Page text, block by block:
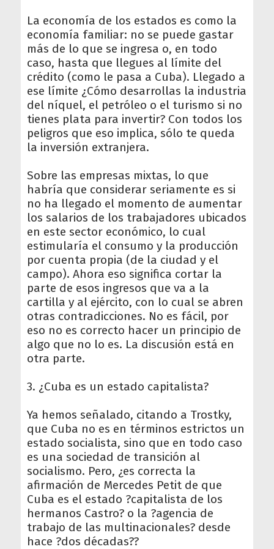
La economía de los estados es como la
economía familiar: no se puede gastar
más de lo que se ingresa o, en todo
caso, hasta que llegues al límite del
crédito (como le pasa a Cuba). Llegado a
ese límite ¿Cómo desarrollas la industria
del níquel, el petróleo o el turismo si no
tienes plata para invertir? Con todos los
peligros que eso implica, sólo te queda
la inversión extranjera.
Sobre las empresas mixtas, lo que
habría que considerar seriamente es si
no ha llegado el momento de aumentar
los salarios de los trabajadores ubicados
en este sector económico, lo cual
estimularía el consumo y la producción
por cuenta propia (de la ciudad y el
campo). Ahora eso significa cortar la
parte de esos ingresos que va a la
cartilla y al ejército, con lo cual se abren
otras contradicciones. No es fácil, por
eso no es correcto hacer un principio de
algo que no lo es. La discusión está en
otra parte.
3. ¿Cuba es un estado capitalista?
Ya hemos señalado, citando a Trostky,
que Cuba no es en términos estrictos un
estado socialista, sino que en todo caso
es una sociedad de transición al
socialismo. Pero, ¿es correcta la
afirmación de Mercedes Petit de que
Cuba es el estado ?capitalista de los
hermanos Castro? o la ?agencia de
trabajo de las multinacionales? desde
hace ?dos décadas??